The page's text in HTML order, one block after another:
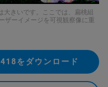
大きいです。ここでは、扁桃組
ザーイメージを可視観察像に重
をダウンロード